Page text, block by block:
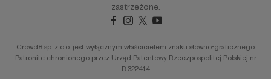
zastrzeżone.
Crowd8 sp. z o.o. jest wyłącznym właścicielem znaku słowno-graficznego
Patronite chronionego przez Urząd Patentowy Rzeczpospolitej Polskiej nr
R.322414